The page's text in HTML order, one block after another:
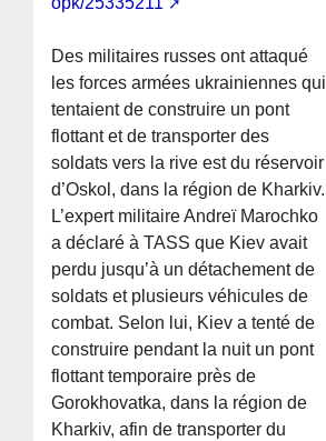
Des militaires russes ont attaqué
les forces armées ukrainiennes qui
tentaient de construire un pont
flottant et de transporter des
soldats vers la rive est du réservoir
d’Oskol, dans la région de Kharkiv.
L’expert militaire Andreï Marochko
a déclaré à TASS que Kiev avait
perdu jusqu’à un détachement de
soldats et plusieurs véhicules de
combat. Selon lui, Kiev a tenté de
construire pendant la nuit un pont
flottant temporaire près de
Gorokhovatka, dans la région de
Kharkiv, afin de transporter du